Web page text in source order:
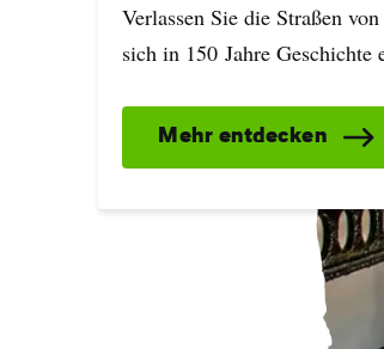
Verlassen Sie die Straßen
sich in 150 Jahre
Mehr entdecken